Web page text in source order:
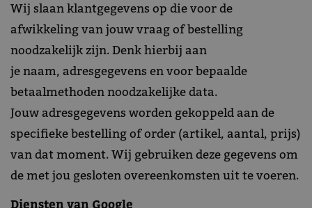
Wij slaan klantgegevens op die voor de
afwikkeling van jouw vraag of bestelling
noodzakelijk zijn. Denk hierbij aan
je naam, adresgegevens en voor bepaalde
betaalmethoden noodzakelijke data.
Jouw adresgegevens worden gekoppeld aan de
specifieke bestelling of order (artikel, aantal, prijs)
van dat moment. Wij gebruiken deze gegevens om
de met jou gesloten overeenkomsten uit te voeren.